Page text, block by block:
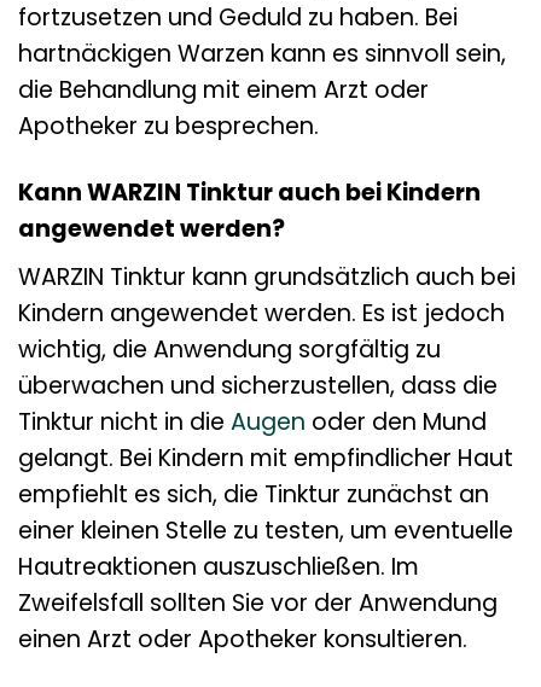
fortzusetzen und Geduld zu haben. Bei
hartnäckigen Warzen kann es sinnvoll sein,
die Behandlung mit einem Arzt oder
Apotheker zu besprechen.
Kann WARZIN Tinktur auch bei Kindern
angewendet werden?
WARZIN Tinktur kann grundsätzlich auch bei
Kindern angewendet werden. Es ist jedoch
wichtig, die Anwendung sorgfältig zu
überwachen und sicherzustellen, dass die
Tinktur nicht in die Augen oder den Mund
gelangt. Bei Kindern mit empfindlicher Haut
empfiehlt es sich, die Tinktur zunächst an
einer kleinen Stelle zu testen, um eventuelle
Hautreaktionen auszuschließen. Im
Zweifelsfall sollten Sie vor der Anwendung
einen Arzt oder Apotheker konsultieren.